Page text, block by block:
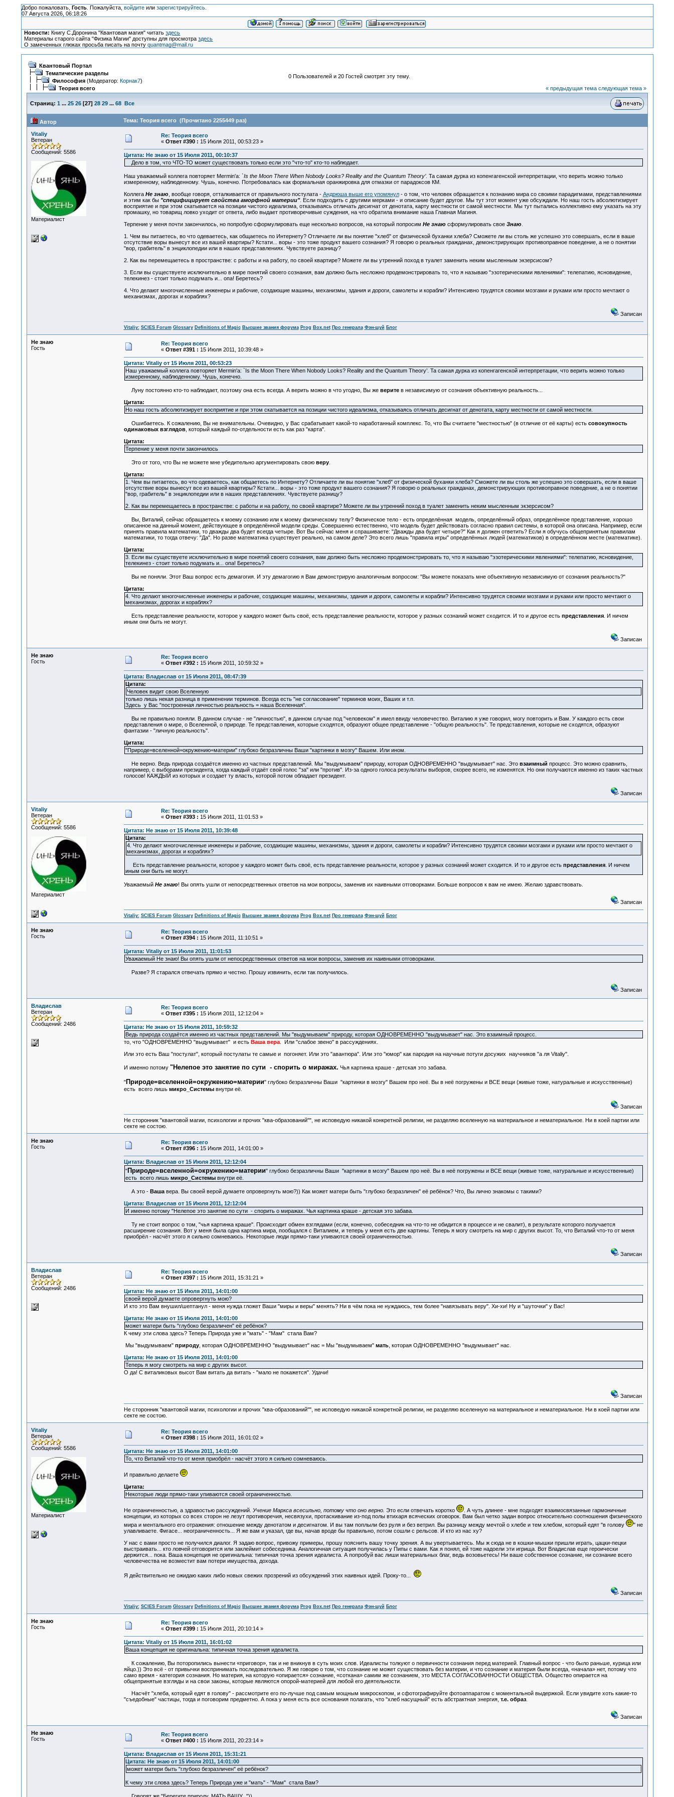
Добро пожаловать, Гость. Пожалуйста, войдитеили зарегистрируйтесь.
07 Августа 2026, 06:18:26
Новости: Книгу С.Доронина "Квантовая магия" читатьздесь
Материалы старого сайта "Физика Магии" доступны для просмотраздесь
О замеченных глюках просьба писать на почтуquantmag@mail.ru
Квантовый Портал
Тематические разделы
Философия(Модератор: Корнак7)
Теория всего
0 Пользователей и 20 Гостей смотрят эту тему.
« предыдущая тема следующая тема »
Страниц: 1 ... 25 26[27] 28 29 ... 68 Все
Автор Тема: Теория всего (Прочитано 2255449 раз)
Vitaliy
Ветеран
Сообщений: 5586
Материалист
Re: Теория всего
« Ответ #390 : 15 Июля 2011, 00:53:23 »
Цитата: Не знаю от 15 Июля 2011, 00:10:37
Дело в том, что ЧТО-ТО может существовать только если это "что-то" кто-то наблюдает.
Наш уважаемый коллега повторяет Mermin'a: `Is the Moon There When Nobody Looks? Reality and the Quantum Theory’. Та самая дурка из копенгагенской интерпретации, что верить можно только
измеренному, наблюденному. Чушь, конечно. Потребовалась как формальная оранжировка для отмазки от парадоксов КМ.
Коллега Не знаю, вообще говоря, отталкивается от правильного постулата - Андрюша выше его упомянул- о том, что человек обращается к познанию мира со своими парадигмами, представлениями
и этим как бы "специфицирует свойства аморфной материи". Если подходить с другими мерками - и описание будет другое. Мы тут этот момент уже обсуждали. Но наш гость абсолютизирует
восприятие и при этом скатывается на позиции чистого идеализма, отказываясь отличать десигнат от денотата, карту местности от самой местности. Мы тут пытались коллективно ему указать на эту
промашку, но товарищ ловко уходит от ответа, либо выдает противоречивые суждения, на что обратила внимание наша Главная Магиня.
Терпение у меня почти закончилось, но попробую сформулировать еще несколько вопросов, на который попросим Не знаюсформулировать свое Знаю.
1. Чем вы питаетесь, во что одеваетесь, как общаетесь по Интернету? Отличаете ли вы понятие "хлеб" от физической буханки хлеба? Сможете ли вы столь же успешно это совершать, если в ваше
отсутствие воры вынесут все из вашей квартиры? Кстати... воры - это тоже продукт вашего сознания? Я говорю о реальных гражданах, демонстрирующих противоправное поведение, а не о понятии
"вор, грабитель" в энциклопедии или в наших представлениях. Чувствуете разницу?
2. Как вы перемещаетесь в пространстве: с работы и на работу, по своей квартире? Можете ли вы утренний поход в туалет заменить неким мысленным экзерсисом?
3. Если вы существуете исключительно в мире понятий своего сознания, вам должно быть несложно продемонстрировать то, что я называю "эзотерическими явлениями": телепатию, ясновидение,
телекинез - стоит только подумать и... опа! Беретесь?
4. Что делают многочисленные инженеры и рабочие, создающие машины, механизмы, здания и дороги, самолеты и корабли? Интенсивно трудятся своими мозгами и руками или просто мечтают о
механизмах, дорогах и кораблях?
Записан
Vitaliy: SCIES Forum Glossary Definitions of Magic Высшие звания форума Prog Box.net Про генерала Фэн-шуй Блог
Не знаю
Гость
Re: Теория всего
« Ответ #391 : 15 Июля 2011, 10:39:48 »
Цитата: Vitaliy от 15 Июля 2011, 00:53:23
Наш уважаемый коллега повторяет Mermin'a: `Is the Moon There When Nobody Looks? Reality and the Quantum Theory’. Та самая дурка из копенгагенской интерпретации, что верить можно только
измеренному, наблюденному. Чушь, конечно.
Луну постоянно кто-то наблюдает, поэтому она есть всегда. А верить можно в что угодно, Вы же веритев независимую от сознания объективную реальность...
Цитата:
Но наш гость абсолютизирует восприятие и при этом скатывается на позиции чистого идеализма, отказываясь отличать десигнат от денотата, карту местности от самой местности.
Ошибаетесь. К сожалению, Вы не внимательны. Очевидно, у Вас срабатывает какой-то наработанный комплекс. То, что Вы считаете "местностью" (в отличие от её карты) есть совокупность
одинаковых взглядов, который каждый по-отдельности есть как раз "карта".
Цитата:
Терпение у меня почти закончилось
Это от того, что Вы не можете мне убедительно аргументировать свою веру.
Цитата:
1. Чем вы питаетесь, во что одеваетесь, как общаетесь по Интернету? Отличаете ли вы понятие "хлеб" от физической буханки хлеба? Сможете ли вы столь же успешно это совершать, если в ваше
отсутствие воры вынесут все из вашей квартиры? Кстати... воры - это тоже продукт вашего сознания? Я говорю о реальных гражданах, демонстрирующих противоправное поведение, а не о понятии
"вор, грабитель" в энциклопедии или в наших представлениях. Чувствуете разницу?
2. Как вы перемещаетесь в пространстве: с работы и на работу, по своей квартире? Можете ли вы утренний поход в туалет заменить неким мысленным экзерсисом?
Вы, Виталий, сейчас обращаетесь к моему сознанию или к моему физическому телу? Физическое тело - есть определённая модель, определённый образ, определённое представление, хорошо
описанное на данный момент, действующее в определённой модели среды. Совершенно естественно, что модель будет действовать согласно правил системы, в которой она описана. Например, если
принять правила математики, то дважды два будет всегда четыре. Вот Вы сейчас меня и спрашиваете: "Дважды два будет четыре?" Как я должен ответить? Если я обучусь общепринятым правилам
математики, то тогда отвечу: "Да". Но разве математика существует реально, на самом деле? Это всего лишь "правила игры" определённых людей (математиков) в определённом месте (математике).
Цитата:
3. Если вы существуете исключительно в мире понятий своего сознания, вам должно быть несложно продемонстрировать то, что я называю "эзотерическими явлениями": телепатию, ясновидение,
телекинез - стоит только подумать и... опа! Беретесь?
Вы не поняли. Этот Ваш вопрос есть демагогия. И эту демагогию я Вам демонстрирую аналогичным вопросом: "Вы можете показать мне объективную независимую от сознания реальность?"
Цитата:
4. Что делают многочисленные инженеры и рабочие, создающие машины, механизмы, здания и дороги, самолеты и корабли? Интенсивно трудятся своими мозгами и руками или просто мечтают о
механизмах, дорогах и кораблях?
Есть представление реальности, которое у каждого может быть своё, есть представление реальности, которое у разных сознаний может сходится. И то и другое есть представления. И ничем
иным они быть не могут.
Записан
Не знаю
Гость
Re: Теория всего
« Ответ #392 : 15 Июля 2011, 10:59:32 »
Цитата: Владислав от 15 Июля 2011, 08:47:39
Цитата:
Человек видит свою Вселенную
только лишь некая разница в применении терминов. Всегда есть "не согласование" терминов моих, Ваших и т.п.
Здесь у Вас "построенная личностью реальность = наша Вселенная".
Вы не правильно поняли. В данном случае - не "личностью", в данном случае под "человеком" я имел ввиду человечество. Виталию я уже говорил, могу повторить и Вам. У каждого есть свои
представления о мире, о Вселенной, о природе. Те представления, которые сходятся, образуют общее представление - "общую реальность". Те представления, которые не сходятся, образуют
фантазии - "личную реальность".
Цитата:
"Природе=вселенной=окружению=материи" глубоко безразличны Ваши "картинки в мозгу" Вашем. Или ином.
Не верно. Ведь природа создаётся именно из частных представлений. Мы "выдумываем" природу, которая ОДНОВРЕМЕННО "выдумывает" нас. Это взаимный процесс. Это можно сравнить,
например, с выборами президента, когда каждый отдаёт свой голос "за" или "против". Из-за одного голоса результаты выборов, скорее всего, не изменятся. Но они получаются именно из таких частных
голосов! КАЖДЫЙ из которых и создает ту власть, которой потом обладает президент.
Записан
Vitaliy
Ветеран
Сообщений: 5586
Материалист
Re: Теория всего
« Ответ #393 : 15 Июля 2011, 11:01:53 »
Цитата: Не знаю от 15 Июля 2011, 10:39:48
Цитата:
4. Что делают многочисленные инженеры и рабочие, создающие машины, механизмы, здания и дороги, самолеты и корабли? Интенсивно трудятся своими мозгами и руками или просто мечтают о
механизмах, дорогах и кораблях?
Есть представление реальности, которое у каждого может быть своё, есть представление реальности, которое у разных сознаний может сходится. И то и другое есть представления. И ничем
иным они быть не могут.
Уважаемый Не знаю! Вы опять ушли от непосредственных ответов на мои вопросы, заменив их наивными отговорками. Больше вопросов к вам не имею. Желаю здравствовать.
Записан
Vitaliy: SCIES Forum Glossary Definitions of Magic Высшие звания форума Prog Box.net Про генерала Фэн-шуй Блог
Не знаю
Гость
Re: Теория всего
« Ответ #394 : 15 Июля 2011, 11:10:51 »
Цитата: Vitaliy от 15 Июля 2011, 11:01:53
Уважаемый Не знаю! Вы опять ушли от непосредственных ответов на мои вопросы, заменив их наивными отговорками.
Разве? Я старался отвечать прямо и честно. Прошу извинить, если так получилось.
Записан
Владислав
Ветеран
Сообщений: 2486
Re: Теория всего
« Ответ #395 : 15 Июля 2011, 12:12:04 »
Цитата: Не знаю от 15 Июля 2011, 10:59:32
Ведь природа создаётся именно из частных представлений. Мы "выдумываем" природу, которая ОДНОВРЕМЕННО "выдумывает" нас. Это взаимный процесс.
то, что "ОДНОВРЕМЕННО "выдумывает" и есть Ваша вера. Или "слабое звено" в рассуждениях.
Или это есть Ваш "постулат", который постулаты те самые и погоняет. Или это "авантюра". Или это "юмор" как пародия на научные потуги досужих научников "а ля Vitaliy".
И именно потому "Нелепое это занятие по сути - спорить о миражах. Чья картинка краше - детская это забава.
"Природе=вселенной=окружению=материи" глубоко безразличны Ваши "картинки в мозгу" Вашем про неё. Вы в неё погружены и ВСЕ вещи (живые тоже, натуральные и искусственные)
есть всего лишь микро_Системы внутри её.
Записан
Не сторонник "квантовой магии, психологии и прочих "ква-образований"", не исповедую никакой конкретной религии, не разделяю вселенную на материальное и нематериальное. Ни в коей партии или
секте не состою.
Не знаю
Гость
Re: Теория всего
« Ответ #396 : 15 Июля 2011, 14:01:00 »
Цитата: Владислав от 15 Июля 2011, 12:12:04
"Природе=вселенной=окружению=материи" глубоко безразличны Ваши "картинки в мозгу" Вашем про неё. Вы в неё погружены и ВСЕ вещи (живые тоже, натуральные и искусственные)
есть всего лишь микро_Системы внутри её.
А это - Вашавера. Вы своей верой думаете опровергнуть мою?)) Как может матери быть "глубоко безразличен" её ребёнок? Что, Вы лично знакомы с такими?
Цитата: Владислав от 15 Июля 2011, 12:12:04
И именно потому "Нелепое это занятие по сути - спорить о миражах. Чья картинка краше - детская это забава.
Ту не стоит вопрос о том, "чья картинка краше". Происходит обмен взглядами (если, конечно, собеседник на что-то не обидится в процессе и не свалит), в результате которого получается
расширение сознания. Вот у меня была одна картина мира, пообщался с Виталием, и теперь у меня есть две картины. Теперь я могу смотреть на мир с других высот. То, что Виталий что-то от меня
приобрёл - насчёт этого я сильно сомневаюсь. Некоторые люди прямо-таки упиваются своей ограниченностью.
Записан
Владислав
Ветеран
Сообщений: 2486
Re: Теория всего
« Ответ #397 : 15 Июля 2011, 15:31:21 »
Цитата: Не знаю от 15 Июля 2011, 14:01:00
своей верой думаете опровергнуть мою?
И кто это Вам внушил/шептанул - меня нужда гложет Ваши "миры и веры" менять? Ни в чём пока не нуждаюсь, тем более "навязывать веру". Хи-хи! Ну и "шуточки" у Вас!
Цитата: Не знаю от 15 Июля 2011, 14:01:00
может матери быть "глубоко безразличен" её ребёнок?
К чему эти слова здесь? Теперь Природа уже и "мать" - "Мам" стала Вам?
Мы "выдумываем" природу, которая ОДНОВРЕМЕННО "выдумывает" нас = Мы "выдумываем" мать, которая ОДНОВРЕМЕННО "выдумывает" нас.
Цитата: Не знаю от 15 Июля 2011, 14:01:00
Теперь я могу смотреть на мир с других высот.
О да! С виталиковых высот Вам витать да витать - "мало не покажется". Удачи!
Записан
Не сторонник "квантовой магии, психологии и прочих "ква-образований"", не исповедую никакой конкретной религии, не разделяю вселенную на материальное и нематериальное. Ни в коей партии или
секте не состою.
Vitaliy
Ветеран
Сообщений: 5586
Материалист
Re: Теория всего
« Ответ #398 : 15 Июля 2011, 16:01:02 »
Цитата: Не знаю от 15 Июля 2011, 14:01:00
То, что Виталий что-то от меня приобрёл - насчёт этого я сильно сомневаюсь.
И правильно делаете
Цитата:
Некоторые люди прямо-таки упиваются своей ограниченностью.
Не ограниченностью, а здравостью рассуждений. Учение Маркса всесильно, потому что оно верно. Это если отвечать коротко
. А чуть длинее - мне подходят взаимосвязанные гармоничные
концепции, из которых со всех сторон не лезут противоречия, несвязухи, протаскивание из-под полы втихаря всяческих оговорок. Вам был четко задан вопрос относительно соотношения физического
мира и ментального его отражения: отношение между денотатом и десигнатом. И вы там поплыли без руля и без ветрил. Вы разницу между мечтой о хлебе и тем хлебом, который едят "в голову
" не
улавливаете. Фигасе... неограниченность... Я же вам и указал, где вы, начав вроде бы правильно, потом сошли с рельсов. И кто из нас ху?
У нас с вами просто не получился диалог. Я задаю вопрос, привожу примеры, прошу пояснить вашу точку зрения. А вы увертываетесь. Мы ж сюда не в кошки-мышки пришли играть, цацки-пецки
выстраивать... кто ловчей отговорится или заклеймит собеседника. Аналогичная ситуация получилась у Пипы с вами. Как я понял, ей тоже надоели эти игрища. Вот Владислав еще героически
держится... пока. Ваша концепция не оригинальна: типичная точка зрения идеалиста. А попробуй вас лиши материальных благ, ведь возовьетесь! Ни ваше собственное сознание, ни сознание всего
человечества не возместит вам потери имущества, дохода.
Я действительно не ожидаю каких либо новых свежих прозрений из обсуждений этих наивных идей. Проку-то...
Записан
Vitaliy: SCIES Forum Glossary Definitions of Magic Высшие звания форума Prog Box.net Про генерала Фэн-шуй Блог
Не знаю
Гость
Re: Теория всего
« Ответ #399 : 15 Июля 2011, 20:10:14 »
Цитата: Vitaliy от 15 Июля 2011, 16:01:02
Ваша концепция не оригинальна: типичная точка зрения идеалиста.
К сожалению, Вы поторопились вынести «приговор», так и не вникнув в суть моих слов. Идеалисты толкуют о первичности сознания перед материей. Главный вопрос - что было раньше, курица или
яйцо.)) Это всё - от привычки воспринимать последовательно. Я же говорю о том, что сознание не может существовать без материи, и что сознание и материя были всегда, «начала» нет, потому что
само время - категория сознания. Но материя, на которую «опирается» сознание, «соткана» самим же сознанием, это МЕСТА СОГЛАСОВАННОСТИ ОБЩЕСТВА. Общество опирается на
общепринятые взгляды и на свои законы, которые являются опорой-материей для любой его деятельности.
Насчёт "хлеба, который едят в голову" - рассмотрите его по-лучше под самым мощным микроскопом, и сфотографируйте фотоаппаратом с моментальной выдержкой. Если увидите хоть какие-то
"съедобные" частицы, тогда и поговорим предметно. А пока у меня есть все основания полагать, что "хлеб насущный" есть абстрактная энергия, т.е. образ.
Записан
Не знаю
Гость
Re: Теория всего
« Ответ #400 : 15 Июля 2011, 20:23:14 »
Цитата: Владислав от 15 Июля 2011, 15:31:21
Цитата: Не знаю от 15 Июля 2011, 14:01:00
может матери быть "глубоко безразличен" её ребёнок?
К чему эти слова здесь? Теперь Природа уже и "мать" - "Мам" стала Вам?